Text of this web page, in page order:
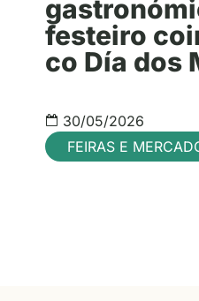
festeiro
co Día dos
30/05/2026
FEIRAS E